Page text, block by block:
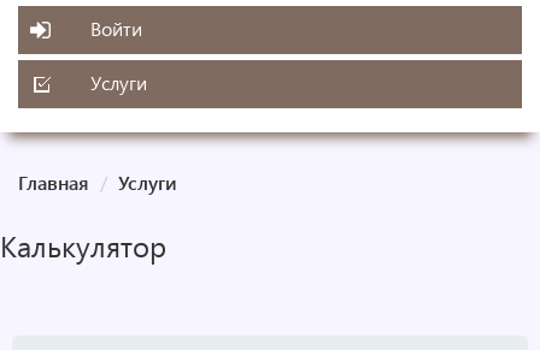
Войти
Услуги
Главная Услуги
Калькулятор